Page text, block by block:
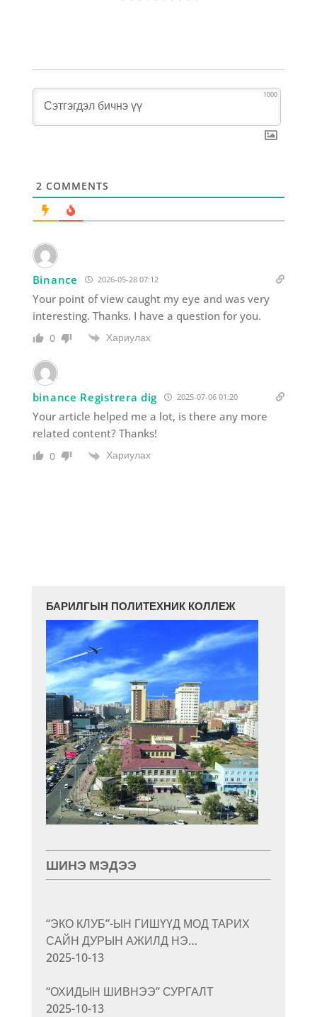
1000
2 COMMENTS
Binance 2026-05-28 07:12
Your point of view caught my eye and was very
interesting. Thanks. I have a question for you.
0 Хариулах
binance Registrera dig 2025-07-06 01:20
Your article helped me a lot, is there any more
related content? Thanks!
0 Хариулах
БАРИЛГЫН ПОЛИТЕХНИК КОЛЛЕЖ
ШИНЭ МЭДЭЭ
“ЭКО КЛУБ”-ЫН ГИШҮҮД МОД ТАРИХ
САЙН ДУРЫН АЖИЛД НЭ…
2025-10-13
“ОХИДЫН ШИВНЭЭ” СУРГАЛТ
2025-10-13